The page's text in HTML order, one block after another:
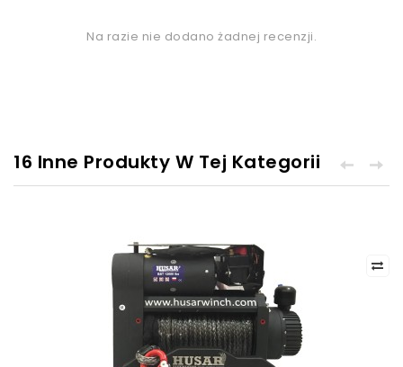
Na razie nie dodano żadnej recenzji.
16 Inne Produkty W Tej Kategorii